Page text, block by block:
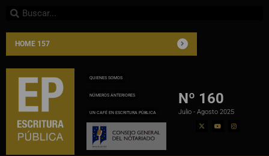
HOME 157
QUIENES SOMOS
NÚMEROS ANTERIORES
UN CAFÉ EN ESCRITURA PÚBLICA
Nº 160
Julio - Agosto 2025